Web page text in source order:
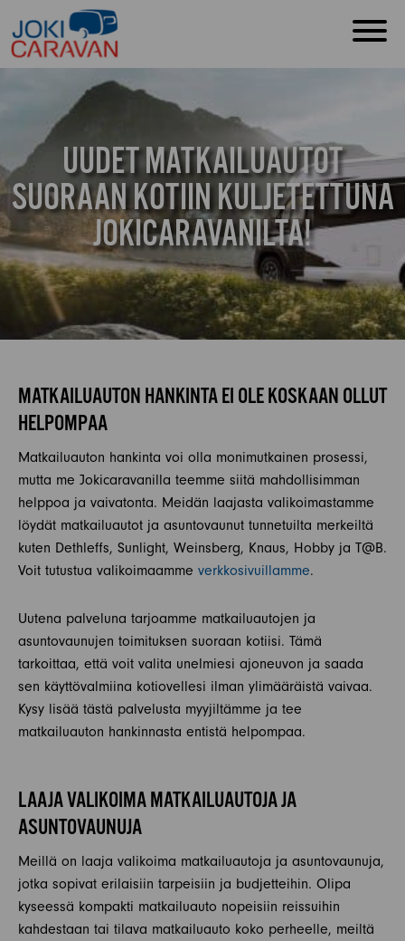
UUDET MATKAILUAUTOT
SUORAAN KOTIIN KULJETETTUNA
JOKICARAVANILTA!
MATKAILUAUTON HANKINTA EI OLE KOSKAAN OLLUT
HELPOMPAA
Matkailuauton hankinta voi olla monimutkainen prosessi,
mutta me Jokicaravanilla teemme siitä mahdollisimman
helppoa ja vaivatonta. Meidän laajasta valikoimastamme
löydät matkailuautot ja asuntovaunut tunnetuilta merkeiltä
kuten Dethleffs, Sunlight, Weinsberg, Knaus, Hobby ja T@B.
Voit tutustua valikoimaamme verkkosivuillamme.
Uutena palveluna tarjoamme matkailuautojen ja
asuntovaunujen toimituksen suoraan kotiisi. Tämä
tarkoittaa, että voit valita unelmiesi ajoneuvon ja saada
sen käyttövalmiina kotiovellesi ilman ylimääräistä vaivaa.
Kysy lisää tästä palvelusta myyjiltämme ja tee
matkailuauton hankinnasta entistä helpompaa.
LAAJA VALIKOIMA MATKAILUAUTOJA JA
ASUNTOVAUNUJA
Meillä on laaja valikoima matkailuautoja ja asuntovaunuja,
jotka sopivat erilaisiin tarpeisiin ja budjetteihin. Olipa
kyseessä kompakti matkailuauto nopeisiin reissuihin
kahdestaan tai tilava matkailuauto koko perheelle, meiltä